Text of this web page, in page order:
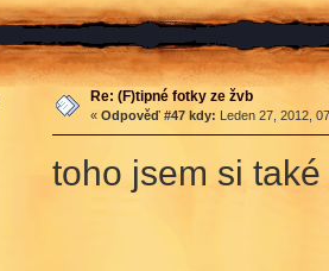
Re: (F)tipné fotky ze žvb
« Odpověď #47 kdy: Leden 27, 2012,
toho jsem si